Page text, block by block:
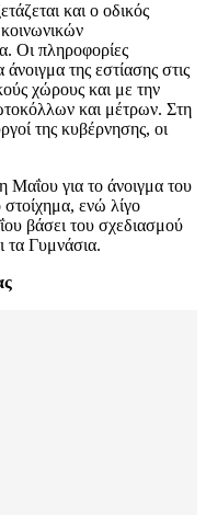
και ο οδικός
Οι πληροφορίες
άνοιγμα της εστίασης στις
χώρους και με την
και μέτρων. Στη
της κυβέρνησης, οι
Μαΐου για το άνοιγμα του
ενώ λίγο
βάσει του σχεδιασμού
τα Γυμνάσια.